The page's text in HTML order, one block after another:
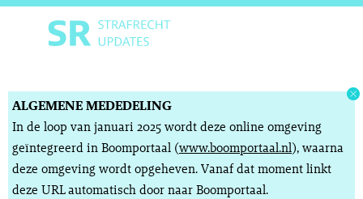
ALGEMENE MEDEDELING
In de loop van januari 2025 wordt deze online omgeving
geïntegreerd in Boomportaal (www.boomportaal.nl), waarna
deze omgeving wordt opgeheven. Vanaf dat moment linkt
deze URL automatisch door naar Boomportaal.